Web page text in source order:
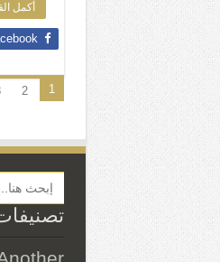
أكمل
1
2
Search Button